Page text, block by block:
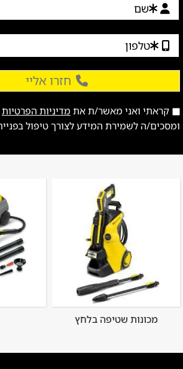
חזרו אליי
קראתי ואני מאשר/ת את מדיניות הפרטיות
ומסכים/ה לשמירת המידע לצורך טיפול
מכונות שטיפה בלחץ